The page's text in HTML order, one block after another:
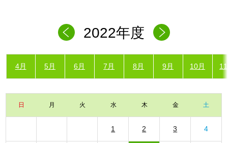
2022年度
4月 5月 6月 7月 8月 9月 10月
日 月 火 水 木 金 土
1 2 3 4